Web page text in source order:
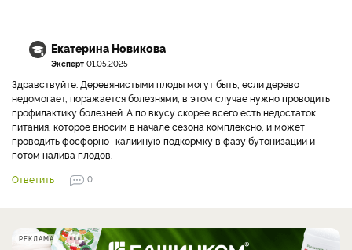
Екатерина Новикова
Эксперт 01.05.2025
Здравствуйте. Деревянистыми плоды могут быть, если дерево
недомогает, поражается болезнями, в этом случае нужно проводить
профилактику болезней. А по вкусу скорее всего есть недостаток
питания, которое вносим в начале сезона комплексно, и может
проводить фосфорно- калийную подкормку в фазу бутонизации и
потом налива плодов.
Ответить
0
РЕКЛАМА